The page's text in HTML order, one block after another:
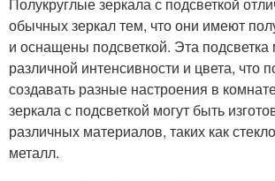
обычных зеркал тем, что они имеют
и оснащены подсветкой. Эта
различной интенсивности и цвета, что
создавать разные настроения в
зеркала с подсветкой могут быть
различных материалов, таких как
металл.